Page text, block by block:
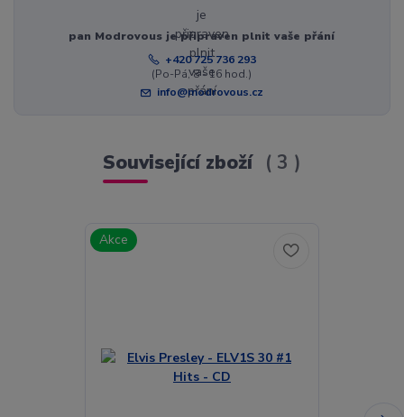
pan Modrovous je připraven plnit vaše přání
+420 725 736 293
(Po-Pá, 8 - 16 hod.)
info@modrovous.cz
Související zboží 3
Akce